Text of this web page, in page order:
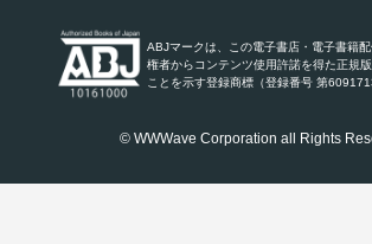
ABJマークは、この電子書店・電子書籍
権者からコンテンツ使用許諾を得た正規
ことを示す登録商標（登録番号 第
© WWWave Corporation all Rights